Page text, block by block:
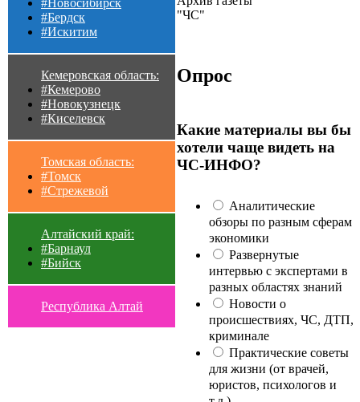
#Бердск
#Искитим
Кемеровская область:
#Кемерово
#Новокузнецк
#Киселевск
Томская область:
#Томск
#Стрежевой
Алтайский край:
#Барнаул
#Бийск
Республика Алтай
"ЧС"
Опрос
Какие материалы вы бы
хотели чаще видеть на
ЧС-ИНФО?
Аналитические
обзоры по разным сферам
экономики
Развернутые
интервью с экспертами в
разных областях знаний
Новости о
происшествиях, ЧС, ДТП,
криминале
Практические советы
для жизни (от врачей,
юристов, психологов и